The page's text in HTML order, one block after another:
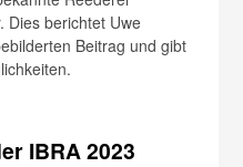
Dies berichtet Uwe
Beitrag und gibt
IBRA 2023